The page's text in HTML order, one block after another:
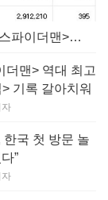
[8월 1주 국내 박스] 5일 만에 338만 모은 <스파이더맨> 극장가 235% 대반등, <호프>는 400만 돌파
더맨> 역대 최고
기록 갈아치워
자
국 첫 방문 놀
”
자